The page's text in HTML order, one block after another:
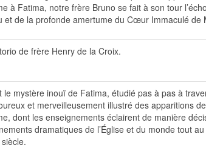
à Fatima, notre frère Bruno se fait à son tour
et de la profonde amertume du Cœur Immaculé de
de frère Henry de la Croix.
le mystère inouï de Fatima, étudié pas à pas à
et merveilleusement illustré des apparitions
dont les enseignements éclairent de manière
dramatiques de l’Église et du monde tout
siècle.